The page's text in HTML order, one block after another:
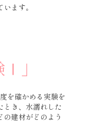
ます。
」
を確かめる実験を
とき、水濡れした
の建材がどのよう